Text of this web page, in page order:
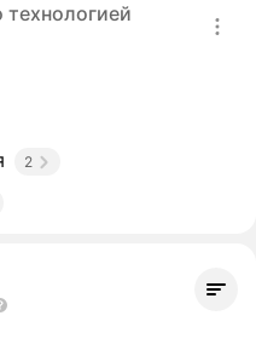
2